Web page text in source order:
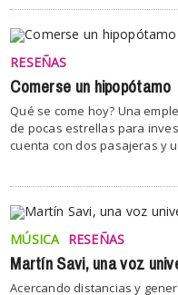
RESEÑAS
Comerse un hipopótamo
Qué se come hoy? Una
de pocas estrellas para
cuenta con dos pasajeras y
MÚSICA RESEÑAS
Martín Savi, una voz
Acercando distancias y